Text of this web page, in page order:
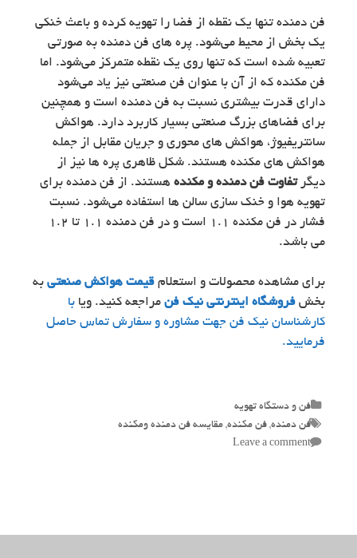
فن دمنده تنها یک نقطه از فضا را تهویه کرده و باعث خنکی
یک بخش از محیط می‌شود. پره های فن دمنده به صورتی
تعبیه شده است که تنها روی یک نقطه متمرکز می‌شود. اما
فن مکنده که از آن با عنوان فن صنعتی نیز یاد می‌شود
دارای قدرت بیشتری نسبت به فن دمنده است و همچنین
برای فضاهای بزرگ صنعتی بسیار کاربرد دارد. هواکش
سانتریفیوژ، هواکش های محوری و جریان مقابل از جمله
هواکش های مکنده هستند. شکل ظاهری پره ها نیز از
دیگرتفاوت فن دمنده و مکنده هستند. از فن دمنده برای
تهویه هوا و خنک سازی سالن ها استفاده می‌شود. نسبت
فشار در فن مکنده 1.1 است و در فن دمنده 1.1 تا 1.2
می باشد.
برای مشاهده محصولات و استعلام قیمت هواکش صنعتی به
بخش فروشگاه اینترنتی نیک فن مراجعه کنید. ویا با
کارشناسان نیک فن جهت مشاوره و سفارش تماس حاصل
فرمایید.
Categories
فن و دستگاه تهویه
Tags
فن دمنده, فن مکنده, مقایسه فن دمنده ومکنده
Leave a comment